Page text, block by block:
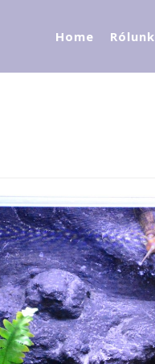
Home Rólunk